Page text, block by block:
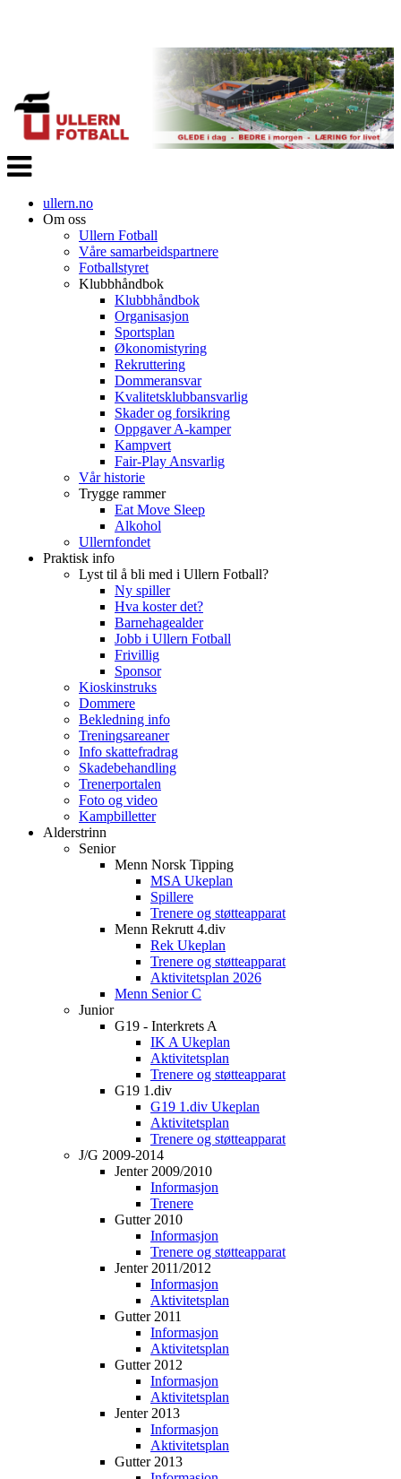
Veksle
navigasjon
ullern.no
Om oss
Ullern Fotball
Våre samarbeidspartnere
Fotballstyret
Klubbhåndbok
Klubbhåndbok
Organisasjon
Sportsplan
Økonomistyring
Rekruttering
Dommeransvar
Kvalitetsklubbansvarlig
Skader og forsikring
Oppgaver A-kamper
Kampvert
Fair-Play Ansvarlig
Vår historie
Trygge rammer
Eat Move Sleep
Alkohol
Ullernfondet
Praktisk info
Lyst til å bli med i Ullern Fotball?
Ny spiller
Hva koster det?
Barnehagealder
Jobb i Ullern Fotball
Frivillig
Sponsor
Kioskinstruks
Dommere
Bekledning info
Treningsareaner
Info skattefradrag
Skadebehandling
Trenerportalen
Foto og video
Kampbilletter
Alderstrinn
Senior
Menn Norsk Tipping
MSA Ukeplan
Spillere
Trenere og støtteapparat
Menn Rekrutt 4.div
Rek Ukeplan
Trenere og støtteapparat
Aktivitetsplan 2026
Menn Senior C
Junior
G19 - Interkrets A
IK A Ukeplan
Aktivitetsplan
Trenere og støtteapparat
G19 1.div
G19 1.div Ukeplan
Aktivitetsplan
Trenere og støtteapparat
J/G 2009-2014
Jenter 2009/2010
Informasjon
Trenere
Gutter 2010
Informasjon
Trenere og støtteapparat
Jenter 2011/2012
Informasjon
Aktivitetsplan
Gutter 2011
Informasjon
Aktivitetsplan
Gutter 2012
Informasjon
Aktivitetsplan
Jenter 2013
Informasjon
Aktivitetsplan
Gutter 2013